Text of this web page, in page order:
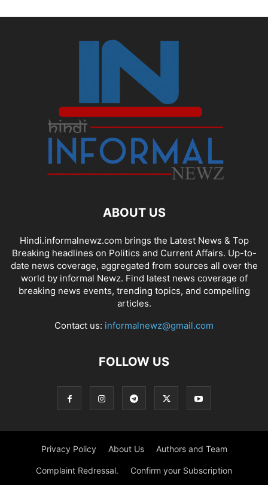
ABOUT US
Hindi.informalnewz.com brings the Latest News & Top
Breaking headlines on Politics and Current Affairs. Up-to-
date news coverage, aggregated from sources all over the
world by informal Newz. Find latest news coverage of
breaking news events, trending topics, and compelling
articles.
Contact us: informalnewz@gmail.com
FOLLOW US
Privacy Policy About Us Authors and Team
Complaint Redressal. Confirm your Subscription